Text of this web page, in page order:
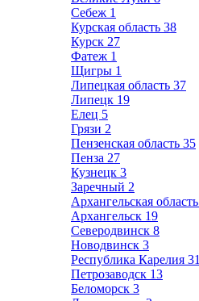
Себеж 1
Курская область 38
Курск 27
Фатеж 1
Щигры 1
Липецкая область 37
Липецк 19
Елец 5
Грязи 2
Пензенская область 35
Пенза 27
Кузнецк 3
Заречный 2
Архангельская область
Архангельск 19
Северодвинск 8
Новодвинск 3
Республика Карелия 31
Петрозаводск 13
Беломорск 3